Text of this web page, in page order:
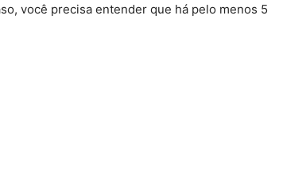
você precisa entender que há pelo menos 5